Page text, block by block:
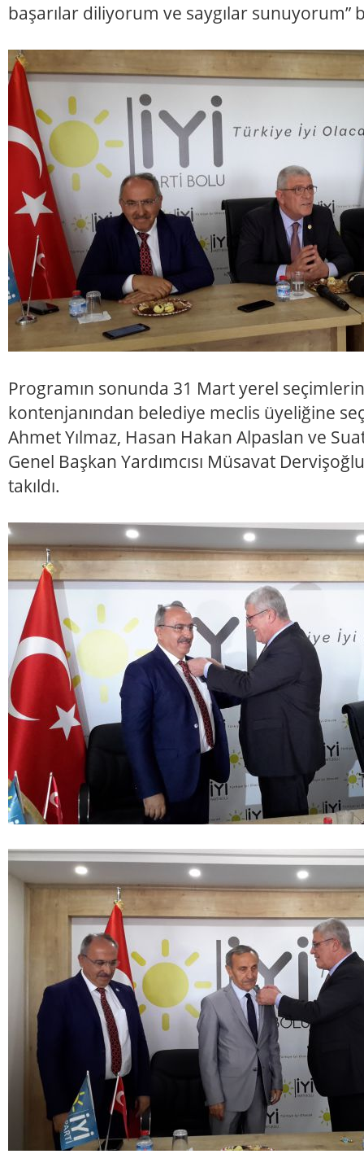
başarılar diliyorum ve saygılar sunuyorum”
Programın sonunda 31 Mart yerel
kontenjanından belediye meclis üyeliğine
Ahmet Yılmaz, Hasan Hakan Alpaslan ve
Genel Başkan Yardımcısı Müsavat
takıldı.